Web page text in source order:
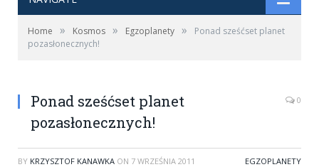
Home » Kosmos » Egzoplanety »
Ponad sześćset planet
pozasłonecznych!
Ponad sześćset planet
pozasłonecznych!
0
BY KRZYSZTOF KANAWKA ON 7 WRZEŚNIA 2011 EGZOPLANETY